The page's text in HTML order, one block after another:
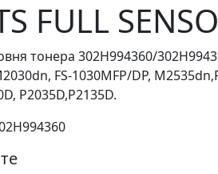
FULL
тонера 302H994360/
FS-1030MFP/DP,
P2035D,P2135D.